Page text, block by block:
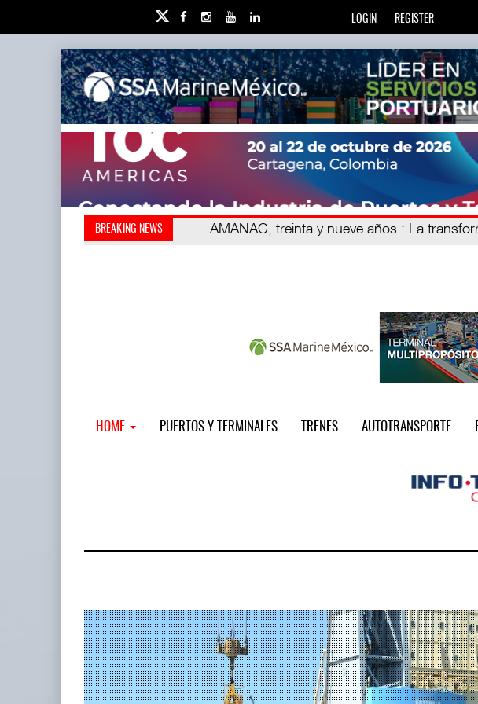
LOGIN REGISTER
BREAKING NEWS Kanasín, evitar crisis ambien
AMANAC, treinta y nueve años : La
HOME PUERTOS Y TERMINALES TRENES AUTOTRANSPORTE
MSC incorpora servicio PAMEX en
...
12 JUL 2026